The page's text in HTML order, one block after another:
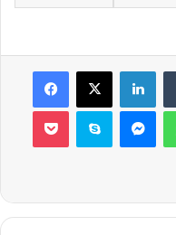
Facebook
X
Pocket Skype